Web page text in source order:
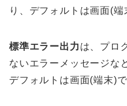
り、デフォルトは画面(端
標準エラー出力は、プロ
ないエラーメッセージな
デフォルトは画面(端末)で